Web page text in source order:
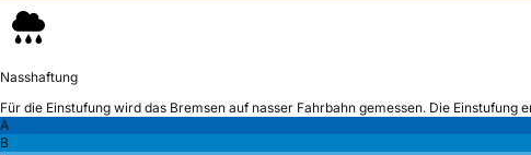
Nasshaftung
Für die Einstufung wird das Bremsen auf nasser Fahrbahn gemessen. Die Einstufung
A
B